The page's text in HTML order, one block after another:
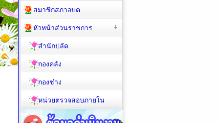
สมาชิกสภาอบต
หัวหน้าส่วนราชการ
สำนักปลัด
กองคลัง
กองช่าง
หน่วยตรวจสอบภายใน